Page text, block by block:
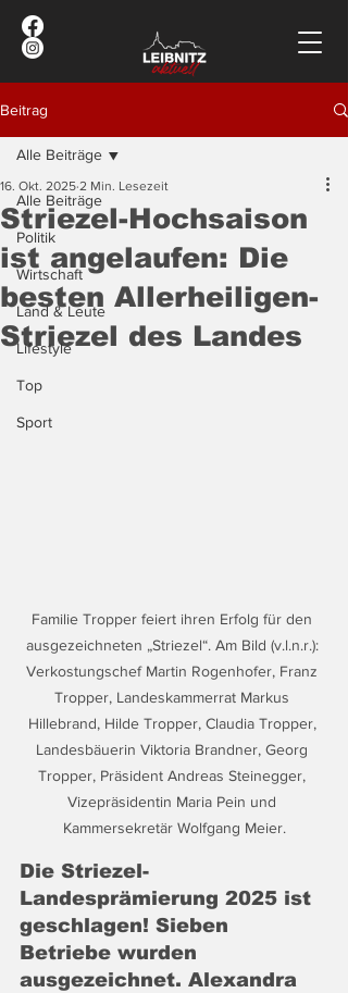
Beitrag
Alle Beiträge
Politik
Wirtschaft
Land & Leute
Lifestyle
Top
Sport
Alle Beiträge
Striezel-Hochsaison
ist angelaufen: Die
besten Allerheiligen-
Striezel des Landes
16. Okt. 2025 2 Min. Lesezeit
Familie Tropper feiert ihren Erfolg für den
ausgezeichneten „Striezel“. Am Bild (v.l.n.r.):
Verkostungschef Martin Rogenhofer, Franz
Tropper, Landeskammerrat Markus
Hillebrand, Hilde Tropper, Claudia Tropper,
Landesbäuerin Viktoria Brandner, Georg
Tropper, Präsident Andreas Steinegger,
Vizepräsidentin Maria Pein und
Kammersekretär Wolfgang Meier.
Die Striezel-
Landesprämierung 2025 ist
geschlagen! Sieben
Betriebe wurden
ausgezeichnet. Alexandra